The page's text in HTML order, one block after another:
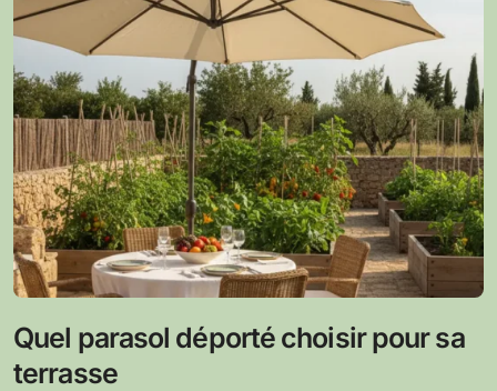
Quel parasol déporté choisir pour sa
terrasse